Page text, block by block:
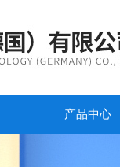
产品中心